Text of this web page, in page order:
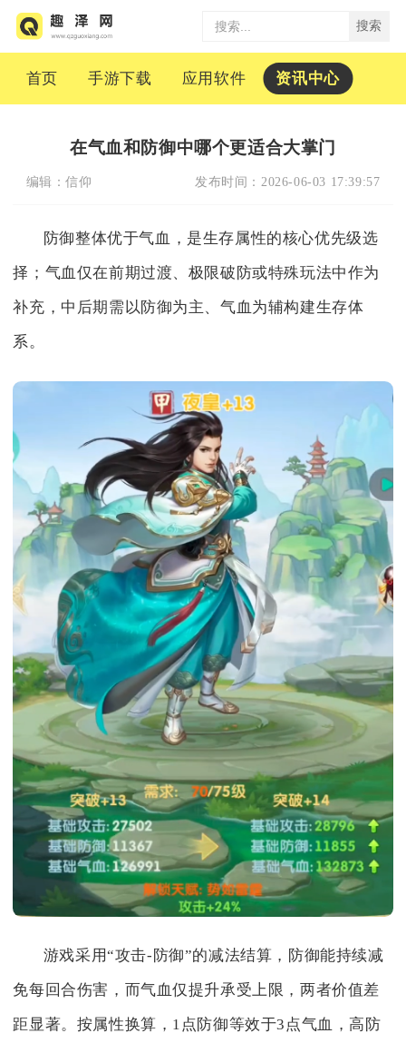
搜索
首页 手游下载 应用软件 资讯中心
在气血和防御中哪个更适合大掌门
编辑：信仰 发布时间： 2026-06-03 17:39:57
防御整体优于气血，是生存属性的核心优先级选
择；气血仅在前期过渡、极限破防或特殊玩法中作为
补充，中后期需以防御为主、气血为辅构建生存体
系。
游戏采用“攻击-防御”的减法结算，防御能持续减
免每回合伤害，而气血仅提升承受上限，两者价值差
距显著。按属性换算，1点防御等效于3点气血，高防